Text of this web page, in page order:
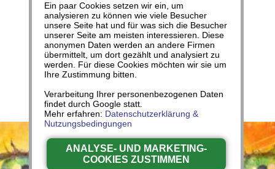
Prophezeiungen,
Weissagungen der
Zukunft...
Ein paar Cookies setzen wir ein, um
analysieren zu können wie viele Besucher
unsere Seite hat und für was sich die Besucher
unserer Seite am meisten interessieren. Diese
anonymen Daten werden an andere Firmen
übermittelt, um dort gezählt und analysiert zu
werden. Für diese Cookies möchten wir sie um
Ihre Zustimmung bitten.
Verarbeitung Ihrer personenbezogenen Daten
findet durch Google statt.
Mehr erfahren: Datenschutzerklärung &
Nutzungsbedingungen
ANALYSE- UND MARKETING-
COOKIES ZUSTIMMEN